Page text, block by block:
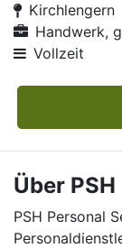
Kirchlengern
Handwerk,
Vollzeit
Über PSH
PSH Personal